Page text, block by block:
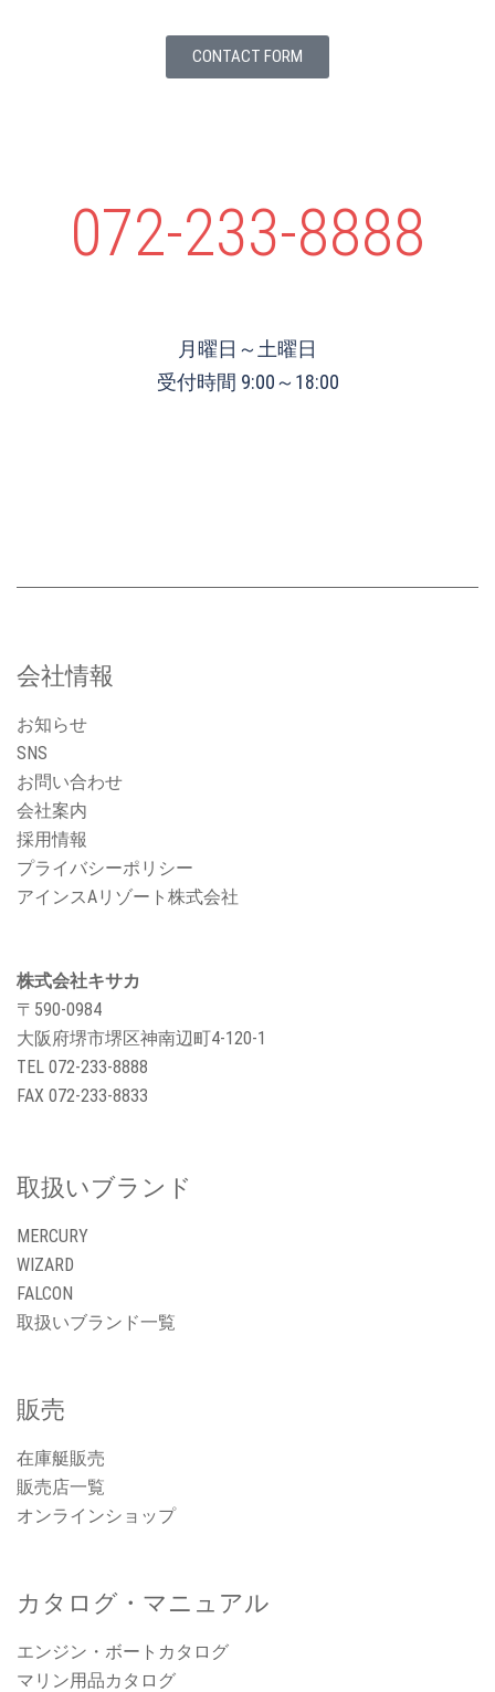
CONTACT FORM
072-233-8888
月曜日～土曜日
受付時間 9:00～18:00
会社情報
お知らせ
SNS
お問い合わせ
会社案内
採用情報
プライバシーポリシー
アインスAリゾート株式会社
株式会社キサカ
〒590-0984
大阪府堺市堺区神南辺町4-120-1
TEL 072-233-8888
FAX 072-233-8833
取扱いブランド
MERCURY
WIZARD
FALCON
取扱いブランド一覧
販売
在庫艇販売
販売店一覧
オンラインショップ
カタログ・マニュアル
エンジン・ボートカタログ
マリン用品カタログ